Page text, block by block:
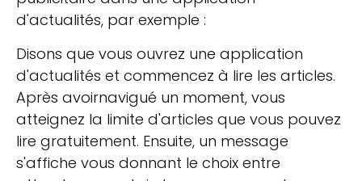
d'actualités, par exemple :
Disons que vous ouvrez une application
d'actualités et commencez à lire les articles.
Après avoirnavigué un moment, vous
atteignez la limite d'articles que vous pouvez
lire gratuitement. Ensuite, un message
s'affiche vous donnant le choix entre